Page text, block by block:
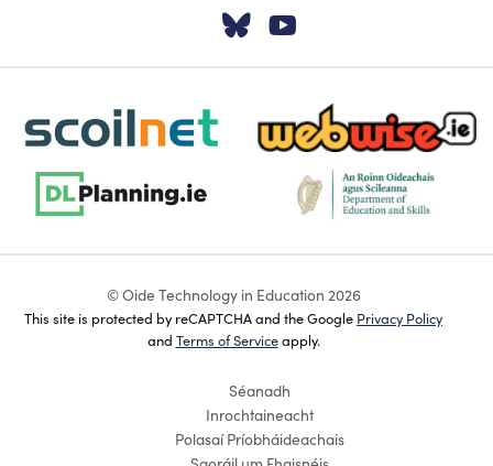
Tabhair cuairt ar
scoilnet-footer-logo3 webwise-logo-sticky
dlplanning-footer-logo-5 dept-education-footer-
© Oide Technology in Education 2026
This site is protected by reCAPTCHA and the Google Privacy Policy
and Terms of Serviceapply.
Séanadh
Inrochtaineacht
Polasaí Príobháideachais